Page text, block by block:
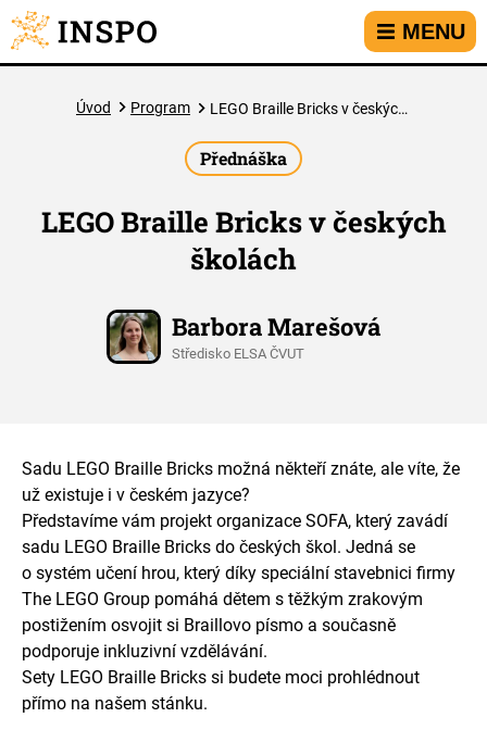
Přejít na hlavní menu
Přejít na obsah
Přejít na kontakt
MENU
Úvod Program LEGO Braille Bricks v českých školách
Přednáška
LEGO Braille Bricks v českých
školách
Barbora Marešová
Středisko ELSA ČVUT
Sadu LEGO Braille Bricks možná někteří znáte, ale víte, že
už existuje i v českém jazyce?
Představíme vám projekt organizace SOFA, který zavádí
sadu LEGO Braille Bricks do českých škol. Jedná se
o systém učení hrou, který díky speciální stavebnici firmy
The LEGO Group pomáhá dětem s těžkým zrakovým
postižením osvojit si Braillovo písmo a současně
podporuje inkluzivní vzdělávání.
Sety LEGO Braille Bricks si budete moci prohlédnout
přímo na našem stánku.